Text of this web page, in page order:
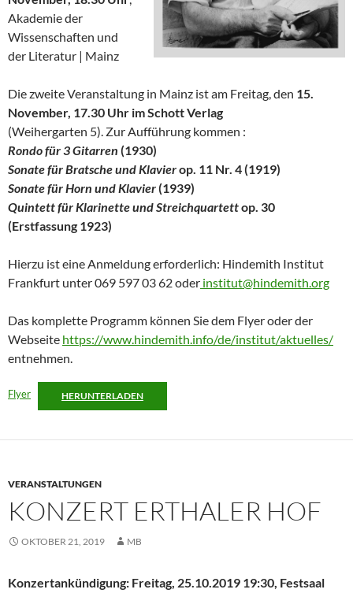
Akademie der
Wissenschaften und
der Literatur | Mainz
Die zweite Veranstaltung in Mainz ist am Freitag, den 15.
November, 17.30 Uhr im Schott Verlag
(Weihergarten 5). Zur Aufführung kommen :
Rondo für 3 Gitarren (1930)
Sonate für Bratsche und Klavierop. 11 Nr. 4 (1919)
Sonate für Horn und Klavier(1939)
Quintett für Klarinette und Streichquartettop. 30
(Erstfassung 1923)
Hierzu ist eine Anmeldung erforderlich: Hindemith Institut
Frankfurt unter 069 597 03 62 oder institut@hindemith.org
Das komplette Programm können Sie dem Flyer oder der
Webseite https://www.hindemith.info/de/institut/aktuelles/
entnehmen.
Flyer HERUNTERLADEN
VERANSTALTUNGEN
KONZERT ERTHALER HOF
OKTOBER 21, 2019 MB
Konzertankündigung: Freitag, 25.10.2019 19:30, Festsaal